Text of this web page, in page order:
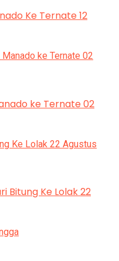
Ke Ternate 12
ke Ternate 02
Bitung Ke Lolak 22